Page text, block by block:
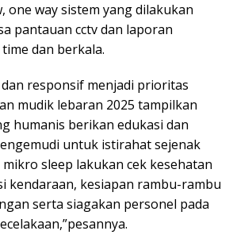
one way sistem yang dilakukan
pantauan cctv dan laporan
dan berkala.
dan responsif menjadi prioritas
mudik lebaran 2025 tampilkan
humanis berikan edukasi dan
untuk istirahat sejenak
sleep lakukan cek kesehatan
kendaraan, kesiapan rambu-rambu
serta siagakan personel pada